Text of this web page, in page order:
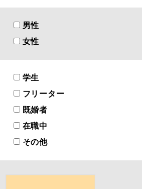
男性
女性
学生
フリーター
既婚者
在職中
その他